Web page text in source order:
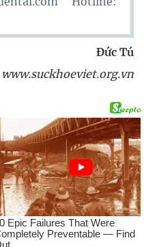
Đức Tú
www.suckhoeviet.org.vn